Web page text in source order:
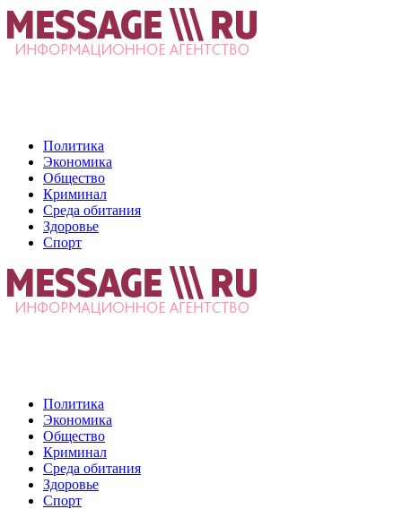
Политика
Экономика
Общество
Криминал
Среда обитания
Здоровье
Спорт
Политика
Экономика
Общество
Криминал
Среда обитания
Здоровье
Спорт